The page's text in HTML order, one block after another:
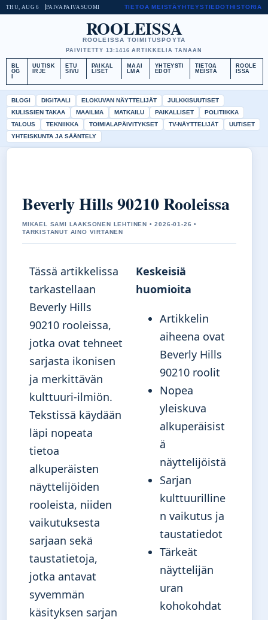
THU, AUG 6 PAIVAPAIVASUOMI TIETOA MEISTÄYHTEYSTIEDOTHISTORIA
ROOLEISSA
ROOLEISSA TOIMITUSPOYTA
PAIVITETTY 13:1416 ARTIKKELIA TANAAN
BL
OG
UUTISK
IRJE
ETU
SIVU
PAIKAL
LISET
MAAI
LMA
YHTEYSTI
EDOT
TIETOA
MEISTÄ
ROOLE
ISSA
BLOGI DIGITAALI ELOKUVAN NÄYTTELIJÄT
JULKKISUUTISET
KULISSIEN TAKAA
MAAILMA MATKAILU PAIKALLISET
POLITIIKKA
TALOUS
TEKNIIKKA TOIMIALAPÄIVITYKSET TV-NÄYTTELIJÄT
UUTISET
YHTEISKUNTA JA SÄÄNTELY
Beverly Hills 90210 Rooleissa
MIKAEL SAMI LAAKSONEN LEHTINEN • 2026-01-26 •
TARKISTANUT AINO VIRTANEN
Tässä artikkelissa
tarkastellaan
Beverly Hills
90210 rooleissa,
jotka ovat tehneet
sarjasta ikonisen
ja merkittävän
kulttuuri-ilmiön.
Tekstissä käydään
läpi nopeata
tietoa
alkuperäisten
näyttelijöiden
rooleista, niiden
vaikutuksesta
sarjaan sekä
taustatietoja,
jotka antavat
syvemmän
käsityksen sarjan
Keskeisiä
huomioita
Artikkelin
aiheena ovat
Beverly Hills
90210 roolit
Nopea
yleiskuva
alkuperäisist
ä
näyttelijöistä
Sarjan
kulttuurilline
n vaikutus ja
taustatiedot
Tärkeät
näyttelijän
uran
kohokohdat